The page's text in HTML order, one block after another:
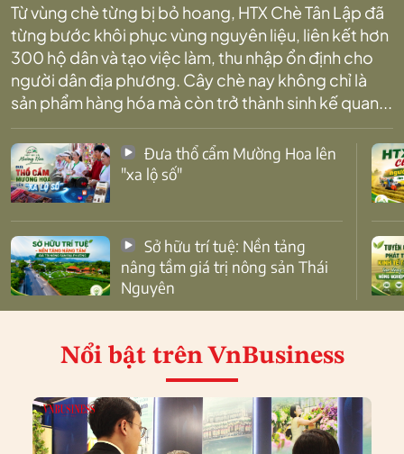
Từ vùng chè từng bị bỏ hoang, HTX Chè Tân Lập đã
từng bước khôi phục vùng nguyên liệu, liên kết hơn
300 hộ dân và tạo việc làm, thu nhập ổn định cho
người dân địa phương. Cây chè nay không chỉ là
sản phẩm hàng hóa mà còn trở thành sinh kế quan...
"xa lộ số"
nâng tầm giá trị nông sản Thái
Nguyên
Nổi bật trên VnBusiness